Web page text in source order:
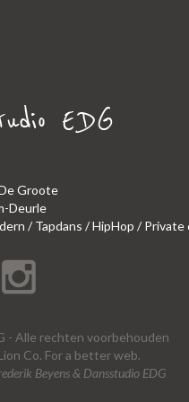
Groote
Deurle
/ Tapdans / HipHop / Private
- Alle rechten voorbehouden
Co. For a better web.
Beyens & Dansstudio EDG